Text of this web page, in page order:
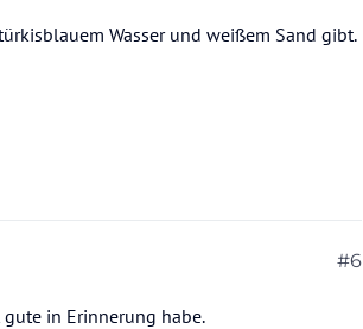
Wasser und weißem Sand gibt.
#6
in Erinnerung habe.